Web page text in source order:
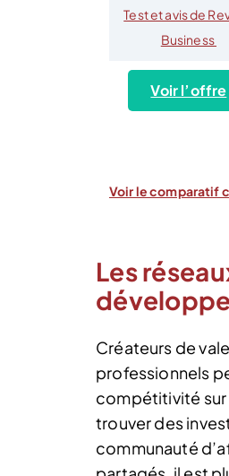
Test et avis de
Business
Voir l’offre
Voir le comparatif
Les
Créateurs de
professionnels
compétitivité sur
trouver des
communauté